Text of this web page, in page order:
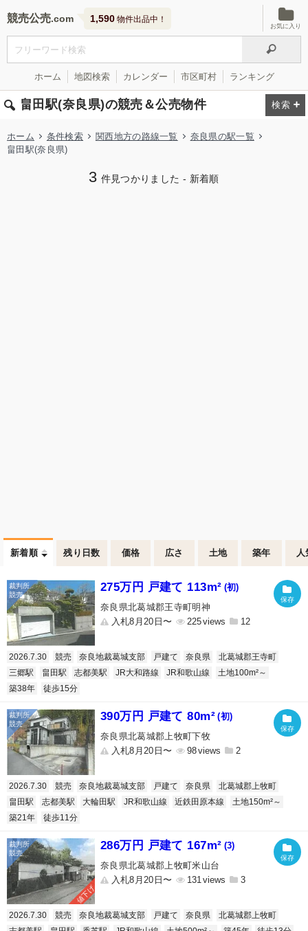
競売公売 1,590 物件出品中！
お気に入り
ホーム 地図検索 カレンダー 市区町村 ランキング
畠田駅(奈良県)の競売＆公売物件
ホーム 条件検索 関西地方の路線一覧
奈良県の駅一覧
畠田駅(奈良県)
3 件見つかりました - 新着順
新着順 残り日数 価格 広さ 土地 築年 人
275万円 戸建て 113m² (初)
奈良県北葛城郡王寺町明神
入札8月20日〜
225 12
2026.7.30 競売 奈良地裁葛城支部 戸建て 奈良県
北葛城郡王寺町
三郷駅
畠田駅 志都美駅 JR大和路線 JR和歌山線
土地100m²～
築38年
徒歩15分
390万円 戸建て 80m² (初)
奈良県北葛城郡上牧町下牧
入札8月20日〜
98 2
2026.7.30 競売 奈良地裁葛城支部 戸建て 奈良県
北葛城郡上牧町
畠田駅
志都美駅 大輪田駅 JR和歌山線 近鉄田原本線
土地150m²～
築21年
徒歩11分
値下げ
286万円 戸建て 167m² (3)
奈良県北葛城郡上牧町米山台
入札8月20日〜
131 3
2026.7.30 競売 奈良地裁葛城支部 戸建て 奈良県
北葛城郡上牧町